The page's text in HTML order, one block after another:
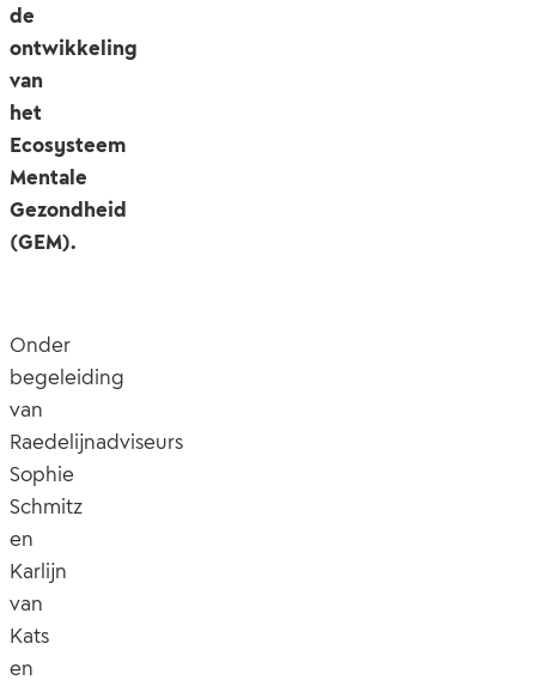
de
ontwikkeling
van
het
Ecosysteem
Mentale
Gezondheid
(GEM).
Onder
begeleiding
van
Raedelijnadviseurs
Sophie
Schmitz
en
Karlijn
van
Kats
en